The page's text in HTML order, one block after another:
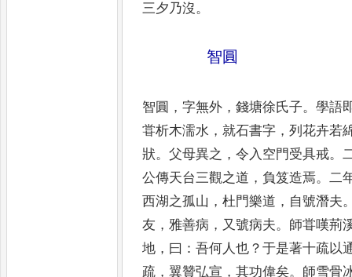
三夕乃沒。
智圓
智圓 ，字無外 ，錢塘徐氏子。學語
甞析木濡水 ， 就石書字 ，列花卉若
狀。父母異之 ，令入空門受具戒。
公傳天台三觀之道 ， 負笈造焉。
二
西湖之孤山 ，杜門樂道 ， 自號潛夫
友 ， 雅善病 ， 又號病夫。 師甞嘆荊
地 ， 曰 ：吾何人也 ？于是著十疏以
疏 ， 翼贊弘宣 ，其功偉矣。 師雪骨